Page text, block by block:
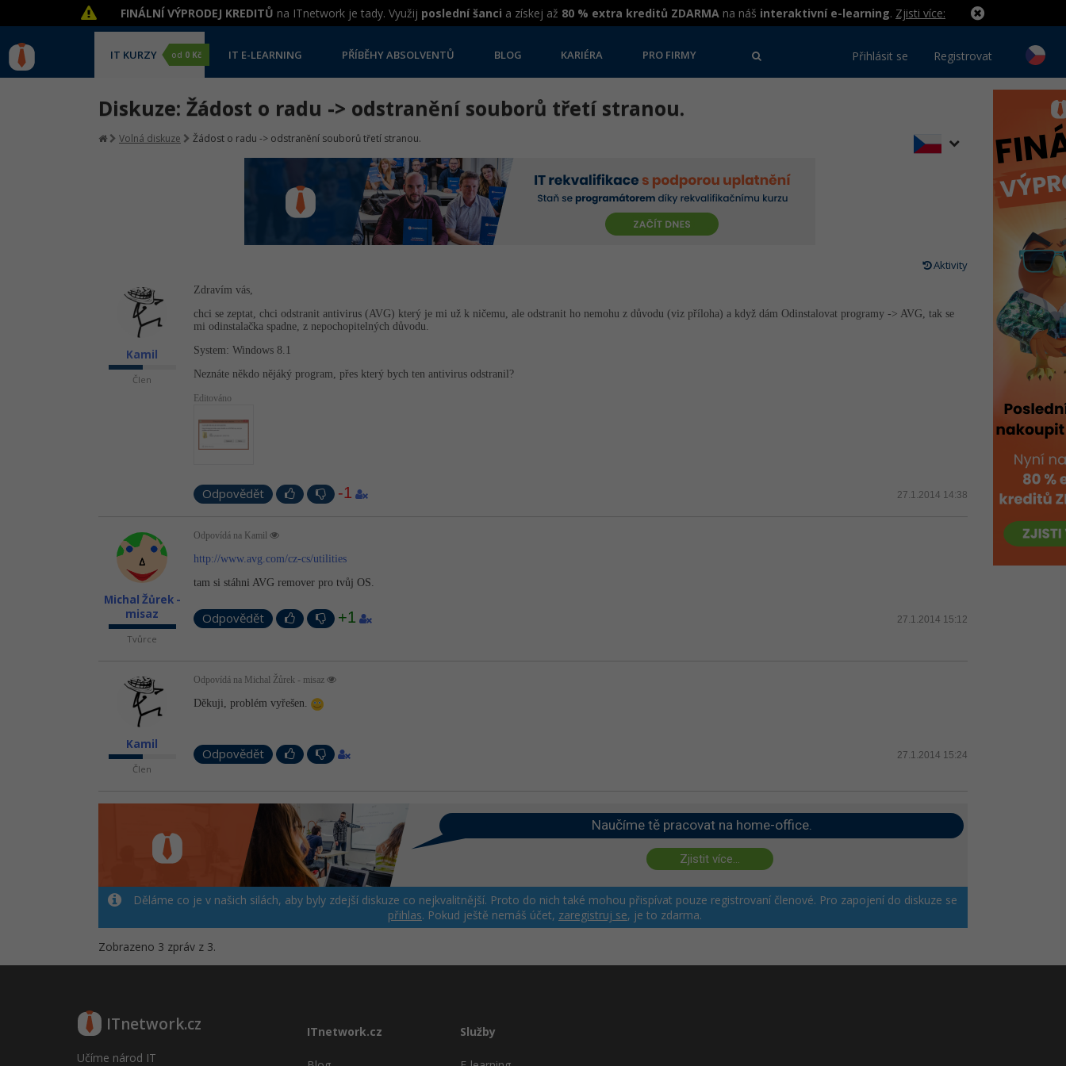
FINÁLNÍ VÝPRODEJ KREDITŮ na ITnetwork je tady. Využij poslední šanci a získej až 80 % extra kreditů ZDARMA na náš interaktivní e-learning. Zjisti více:
IT KURZY od 0 Kč IT E-LEARNING PŘÍBĚHY ABSOLVENTŮ BLOG KARIÉRA PRO FIRMY Přihlásit se Registrovat
Diskuze: Žádost o radu -> odstranění souborů třetí stranou.
Volná diskuze Žádost o radu -> odstranění souborů třetí stranou.
Aktivity
Kamil
Člen
Zdravím vás,
chci se zeptat, chci odstranit antivirus (AVG) který je mi už k ničemu, ale odstranit ho nemohu z důvodu (viz příloha) a když dám Odinstalovat programy -> AVG, tak se
mi odinstalačka spadne, z nepochopitelných důvodu.
System: Windows 8.1
Neznáte někdo nějáký program, přes který bych ten antivirus odstranil?
Editováno
Odpovědět -1 27.1.2014 14:38
Michal Žůrek -
misaz
Tvůrce
Odpovídá na Kamil
http://www.avg.com/cz-cs/utilities
tam si stáhni AVG remover pro tvůj OS.
Odpovědět +1 27.1.2014 15:12
Kamil
Člen
Odpovídá na Michal Žůrek - misaz
Děkuji, problém vyřešen.
Odpovědět 27.1.2014 15:24
Naučíme tě pracovat na home-office.
Zjistit více...
Děláme co je v našich silách, aby byly zdejší diskuze co nejkvalitnější. Proto do nich také mohou přispívat pouze registrovaní členové. Pro zapojení do diskuze se
přihlas. Pokud ještě nemáš účet, zaregistruj se, je to zdarma.
Zobrazeno 3 zpráv z 3.
ITnetwork.cz
Učíme národ IT
ITnetwork.cz Služby